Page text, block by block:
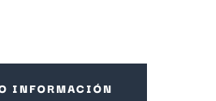
INFORMACIÓN